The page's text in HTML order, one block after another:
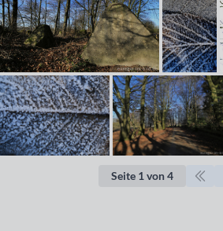
Seite 1 von 4